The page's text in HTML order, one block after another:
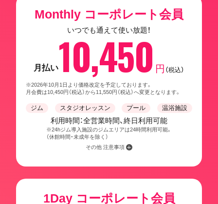
Monthly コーポレート会員
いつでも通えて使い放題！
月払い10,450 円 （税込）
※2026年10月1日より価格改定を予定しております。
月会費は10,450円（税込）から11,550円（税込）へ変更となります。
ジム スタジオレッスン プール 温浴施設
利用時間：全営業時間、終日利用可能
※24hジム導入施設のジムエリアは24時間利用可能。
（休館時間・未成年を除く）
その他 注意事項
1Day コーポレート会員